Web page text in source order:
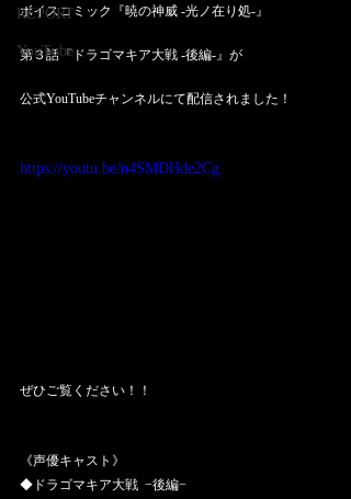
REPORT
YouTube
ボイスコミック『暁の神威 -光ノ在り処-』
第３話『ドラゴマキア大戦 -後編-』が
公式YouTubeチャンネルにて配信されました！
https://youtu.be/n4SMDHde2Cg
ぜひご覧ください！！
《声優キャスト》
◆ドラゴマキア大戦  −後編−